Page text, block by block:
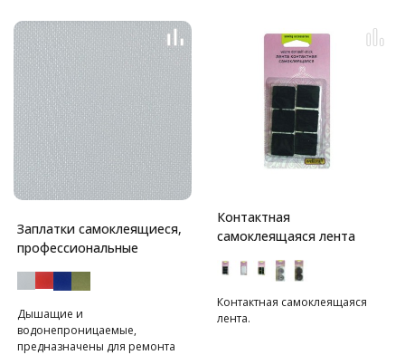
Заплатки самоклеящиеся,
профессиональные
Дышащие и
водонепроницаемые,
предназначены для ремонта
Контактная
самоклеящаяся лента
Контактная самоклеящаяся
лента.